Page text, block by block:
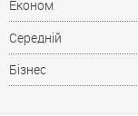
Економ
Середній
Бізнес